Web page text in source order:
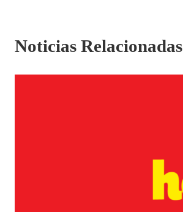
Noticias Relacionadas